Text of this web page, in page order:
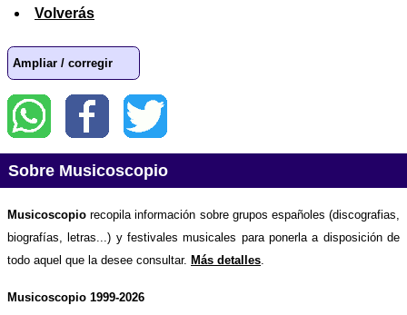
Volverás
Ampliar / corregir
Sobre Musicoscopio
Musicoscopio recopila información sobre grupos españoles (discografias,
biografías, letras...) y festivales musicales para ponerla a disposición de
todo aquel que la desee consultar. Más detalles.
Musicoscopio 1999-2026